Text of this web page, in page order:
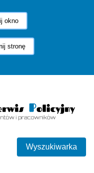
okno
stronę
Wyszukiwarka